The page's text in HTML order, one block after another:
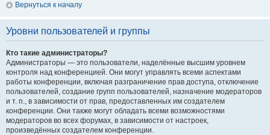
Вернуться к началу
Уровни пользователей и группы
Кто такие администраторы?
Администраторы — это пользователи, наделённые высшим уровнем
контроля над конференцией. Они могут управлять всеми аспектами
работы конференции, включая разграничение прав доступа, отключение
пользователей, создание групп пользователей, назначение модераторов
и т. п., в зависимости от прав, предоставленных им создателем
конференции. Они также могут обладать всеми возможностями
модераторов во всех форумах, в зависимости от настроек,
произведённых создателем конференции.